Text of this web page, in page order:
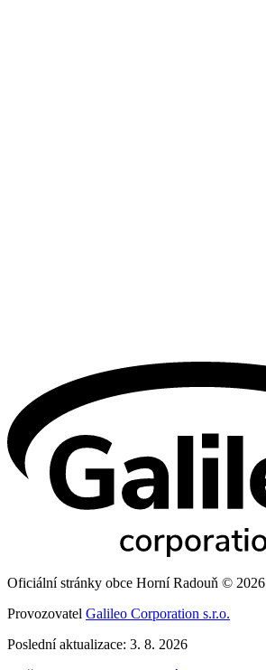
Oficiální stránky obce Horní Radouň © 2026
Provozovatel Galileo Corporation s.r.o.
Poslední aktualizace: 3. 8. 2026